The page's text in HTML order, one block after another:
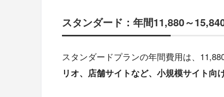
スタンダード：年間11,880～
スタンダードプランの年間費用は、
リオ、店舗サイトなど、小規模サイト向